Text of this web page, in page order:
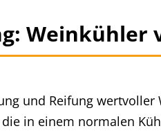
Weinkühler
und Reifung wertvoller
in einem normalen